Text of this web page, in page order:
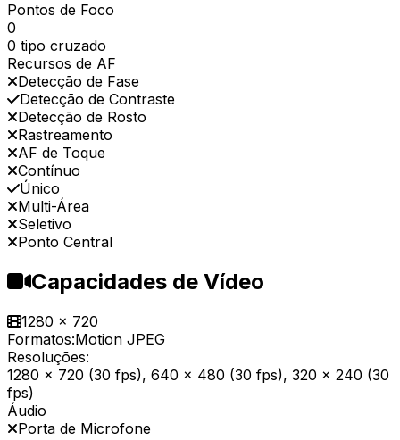
Pontos de Foco
0
0 tipo cruzado
Recursos de AF
Detecção de Fase
Detecção de Contraste
Detecção de Rosto
Rastreamento
AF de Toque
Contínuo
Único
Multi-Área
Seletivo
Ponto Central
Capacidades de Vídeo
1280 x 720
Formatos:Motion JPEG
Resoluções:
1280 x 720 (30 fps), 640 x 480 (30 fps), 320 x 240 (30
fps)
Áudio
Porta de Microfone